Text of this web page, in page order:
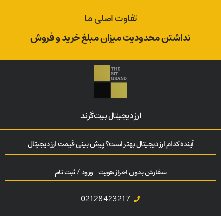
تفاوت اصلی ما
نداشتن محدودیت میزان مبلغ خرید و فروش
ارز‌ دیجیتال بیت‌گرند
آینده کدام ارز دیجیتال بهتر است؟ پیش بینی قیمت ارز دیجیتال
سفارش بدون احراز هویت ورود / ثبت نام
02128423217